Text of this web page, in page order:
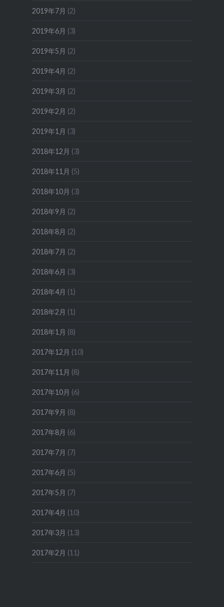
2019年7月 (2)
2019年6月 (3)
2019年5月 (2)
2019年4月 (2)
2019年3月 (2)
2019年2月 (2)
2019年1月 (3)
2018年12月 (3)
2018年11月 (5)
2018年10月 (3)
2018年9月 (2)
2018年8月 (2)
2018年7月 (2)
2018年6月 (3)
2018年4月 (1)
2018年2月 (1)
2018年1月 (8)
2017年12月 (10)
2017年11月 (8)
2017年10月 (6)
2017年9月 (8)
2017年8月 (6)
2017年7月 (7)
2017年6月 (5)
2017年5月 (7)
2017年4月 (10)
2017年3月 (13)
2017年2月 (11)